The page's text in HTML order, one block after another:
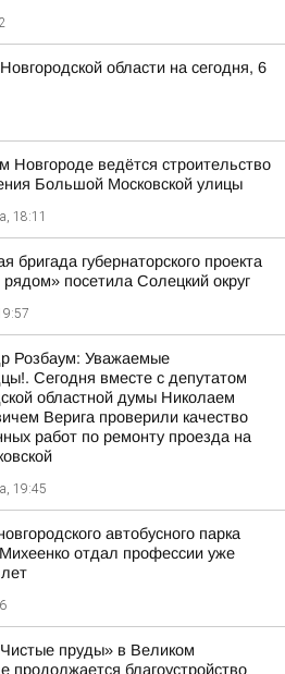
области на сегодня, 6
Новгороде ведётся строительство
Большой Московской улицы
18:11
бригада губернаторского проекта
посетила Солецкий округ
Розбаум: Уважаемые
Сегодня вместе с депутатом
областной думы Николаем
Верига проверили качество
работ по ремонту проезда на
19:45
автобусного парка
отдал профессии уже
пруды» в Великом
продолжается благоустройство